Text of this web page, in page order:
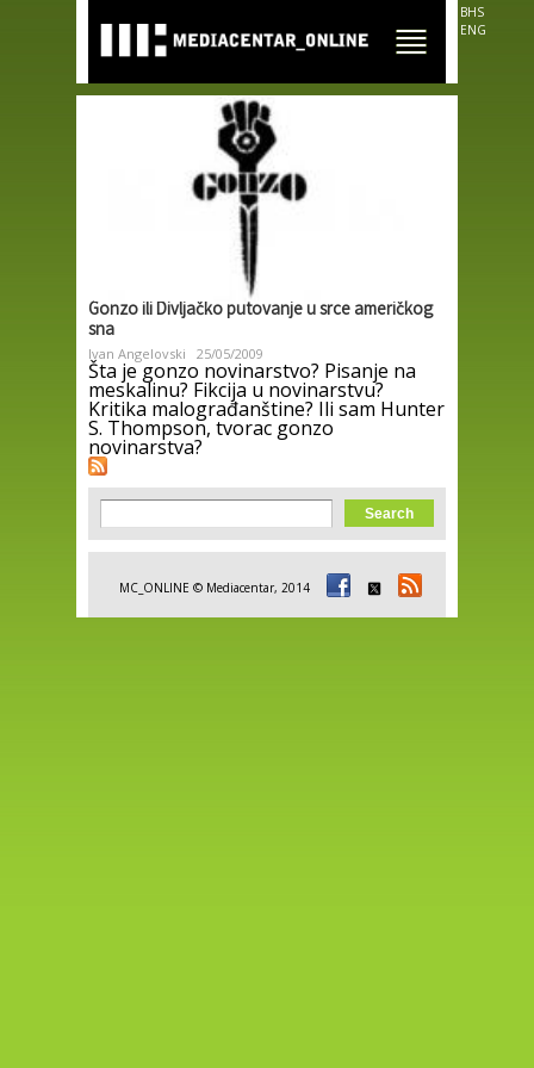
main
content
BHS
ENG
Gonzo ili Divljačko putovanje u srce američkog
sna
Ivan Angelovski 25/05/2009
Šta je gonzo novinarstvo? Pisanje na
meskalinu? Fikcija u novinarstvu?
Kritika malograđanštine? Ili sam Hunter
S. Thompson, tvorac gonzo
novinarstva?
Search form
Search
MC_ONLINE © Mediacentar, 2014